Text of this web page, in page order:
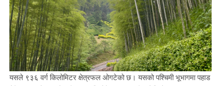
यसले ९३६ वर्ग किलोमिटर क्षेत्रफल ओगटेको छ। यसको पश्चिमी भूभागमा पहाड